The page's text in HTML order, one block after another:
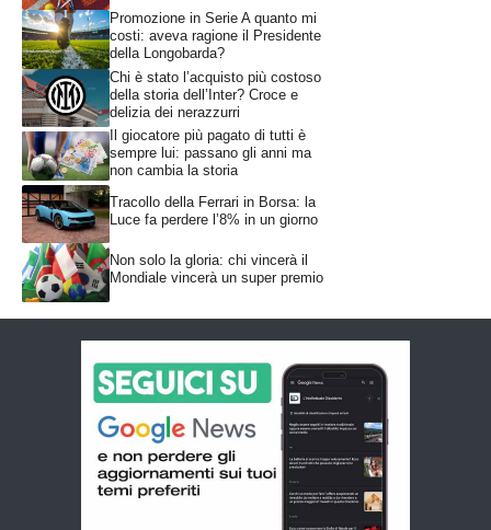
Promozione in Serie A quanto mi
costi: aveva ragione il Presidente
della Longobarda?
Chi è stato l’acquisto più costoso
della storia dell’Inter? Croce e
delizia dei nerazzurri
Il giocatore più pagato di tutti è
sempre lui: passano gli anni ma
non cambia la storia
Tracollo della Ferrari in Borsa: la
Luce fa perdere l’8% in un giorno
Non solo la gloria: chi vincerà il
Mondiale vincerà un super premio